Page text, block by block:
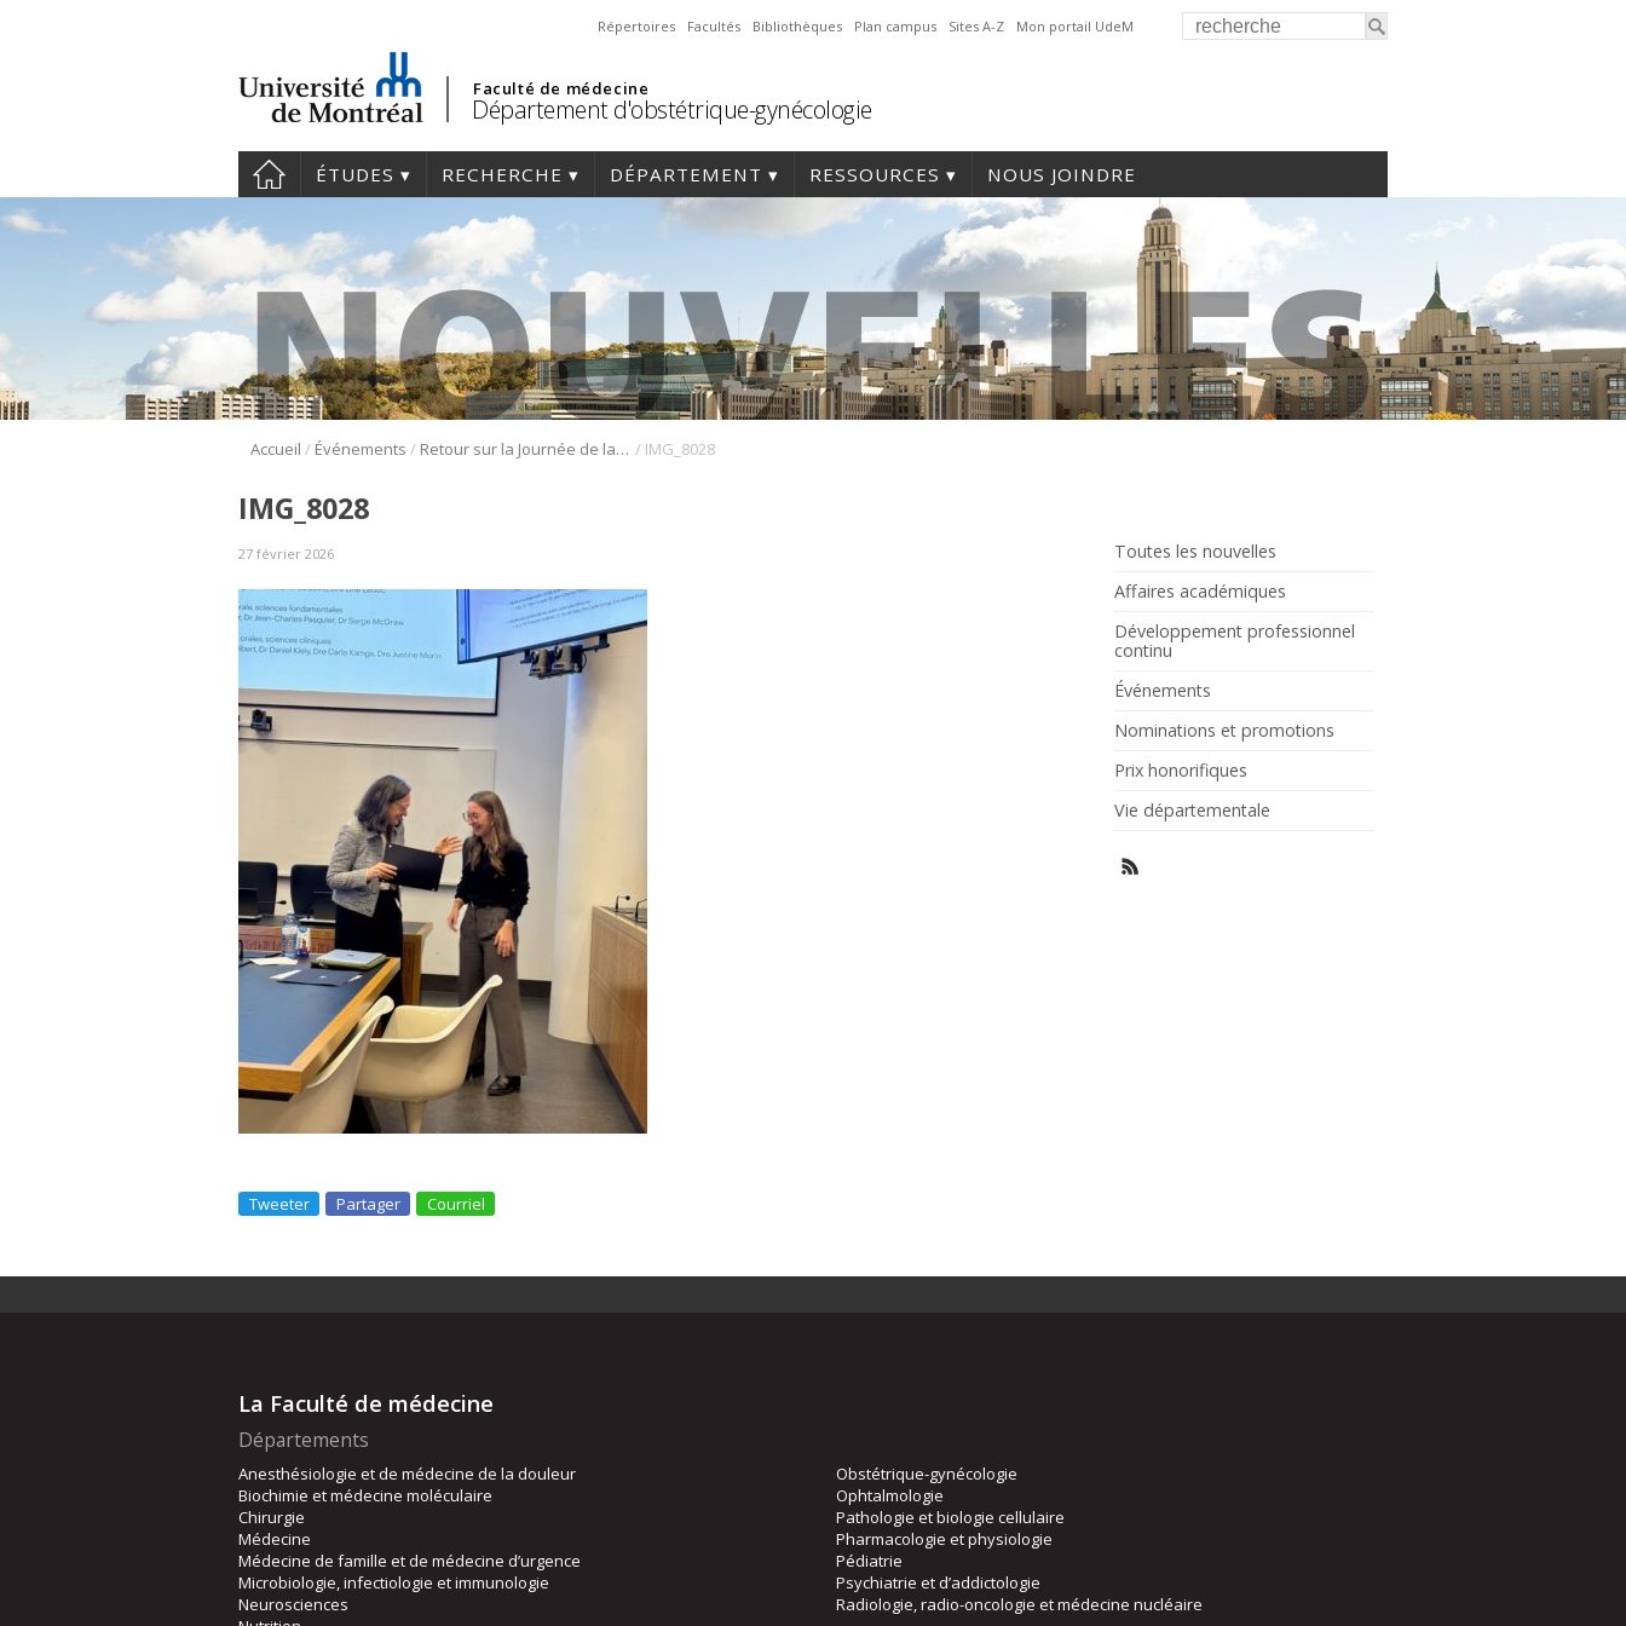
Répertoires Facultés Bibliothèques Plan campus Sites A-Z Mon portail UdeM
Faculté de médecine
Département d'obstétrique-gynécologie
ÉTUDES RECHERCHE DÉPARTEMENT RESSOURCES NOUS JOINDRE
Accueil / Événements / Retour sur la Journée de la recherche 2025 / IMG_8028
Toutes les nouvelles
Affaires académiques
Développement professionnel
continu
Événements
Nominations et promotions
Prix honorifiques
Vie départementale
IMG_8028
27 février 2026
Tweeter Partager Courriel
La Faculté de médecine
Départements
Anesthésiologie et de médecine de la douleur
Biochimie et médecine moléculaire
Chirurgie
Médecine
Médecine de famille et de médecine d’urgence
Microbiologie, infectiologie et immunologie
Neurosciences
Obstétrique-gynécologie
Ophtalmologie
Pathologie et biologie cellulaire
Pharmacologie et physiologie
Pédiatrie
Psychiatrie et d’addictologie
Radiologie, radio-oncologie et médecine nucléaire